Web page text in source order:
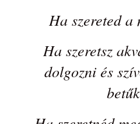
Ha szereted a
Ha szeretsz
dolgozni és